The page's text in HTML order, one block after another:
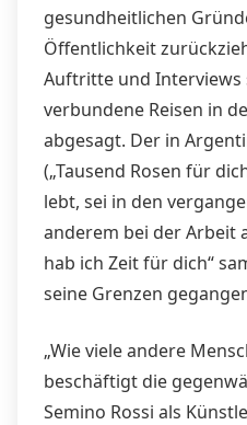
gesundheitlichen
Öffentlichkeit
Auftritte und Interviews
verbundene Reisen in
abgesagt. Der in
(„Tausend Rosen für
lebt, sei in den
anderem bei der Arbeit
hab ich Zeit für dich“
seine Grenzen
„Wie viele andere
beschäftigt die
Semino Rossi als